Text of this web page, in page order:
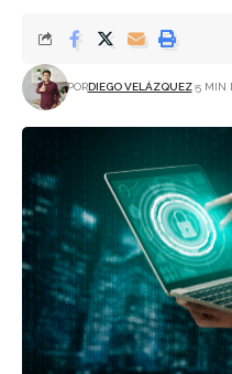
PORDIEGO VELÁZQUEZ 5 MIN